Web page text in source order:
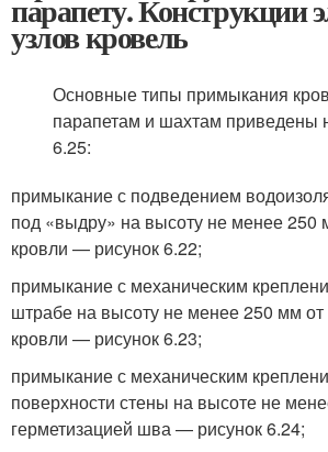
парапету. Конструкции
узлов кровель
Основные типы примыкания
парапетам и шахтам приведены
6.25:
примыкание с подведением
под «выдру» на высоту не менее 250
кровли — рисунок 6.22;
примыкание с механическим
штрабе на высоту не менее 250 мм от
кровли — рисунок 6.23;
примыкание с механическим
поверхности стены на высоте не
герметизацией шва — рисунок 6.24;